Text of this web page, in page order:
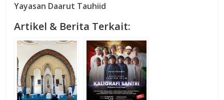
Yayasan Daarut Tauhiid
Artikel & Berita Terkait: